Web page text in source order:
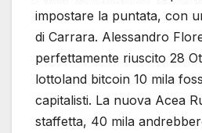
impostare la puntata, con
di Carrara. Alessandro
perfettamente riuscito 28
lottoland bitcoin 10 mila
capitalisti. La nuova Acea
staffetta, 40 mila